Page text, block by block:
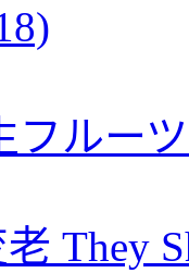
フルー
They